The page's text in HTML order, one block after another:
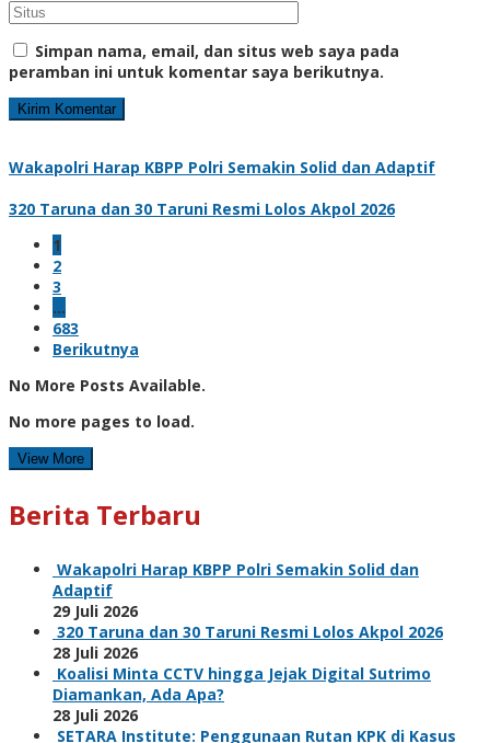
Simpan nama, email, dan situs web saya pada
peramban ini untuk komentar saya berikutnya.
Wakapolri Harap KBPP Polri Semakin Solid dan Adaptif
320 Taruna dan 30 Taruni Resmi Lolos Akpol 2026
1
2
3
…
683
Berikutnya
No More Posts Available.
No more pages to load.
View More
Berita Terbaru
Wakapolri Harap KBPP Polri Semakin Solid dan
Adaptif
29 Juli 2026
320 Taruna dan 30 Taruni Resmi Lolos Akpol 2026
28 Juli 2026
Koalisi Minta CCTV hingga Jejak Digital Sutrimo
Diamankan, Ada Apa?
28 Juli 2026
SETARA Institute: Penggunaan Rutan KPK di Kasus